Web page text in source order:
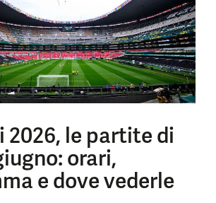
2026, le partite di
orari,
e dove vederle